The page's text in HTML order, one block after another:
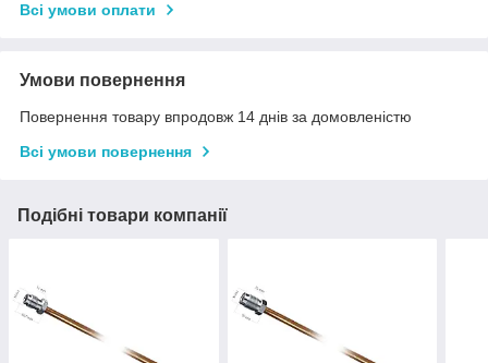
Всі умови оплати
Умови повернення
Повернення товару впродовж 14 днів за домовленістю
Всі умови повернення
Подібні товари компанії